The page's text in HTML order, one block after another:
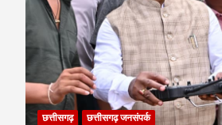
छत्तीसगढ़ छत्तीसगढ़ जनसंपर्क